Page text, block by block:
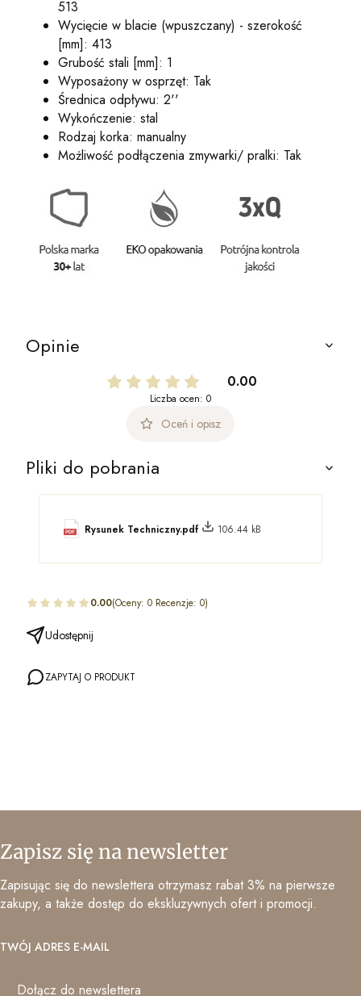
513
Wycięcie w blacie (wpuszczany) - szerokość
[mm]: 413
Grubość stali [mm]: 1
Wyposażony w osprzęt: Tak
Średnica odpływu: 2''
Wykończenie: stal
Rodzaj korka: manualny
Możliwość podłączenia zmywarki/ pralki: Tak
Opinie
0.00
Liczba ocen: 0
Oceń i opisz
Pliki do pobrania
Rysunek Techniczny.pdf 106.44 kB
0.00(Oceny: 0 Recenzje: 0)
Udostępnij
ZAPYTAJ O PRODUKT
Zapisz się na newsletter
Zapisując się do newslettera otrzymasz rabat 3% na pierwsze
zakupy, a także dostęp do ekskluzywnych ofert i promocji.
TWÓJ ADRES E-MAIL
Dołącz do newslettera